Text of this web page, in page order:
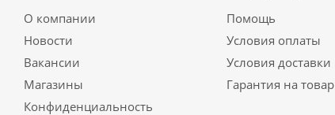
О компании
Новости
Вакансии
Магазины
Конфиденциальность
Помощь
Условия оплаты
Условия доставки
Гарантия на товар